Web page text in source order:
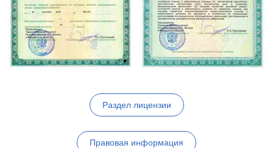
Раздел лицензии
Правовая информация